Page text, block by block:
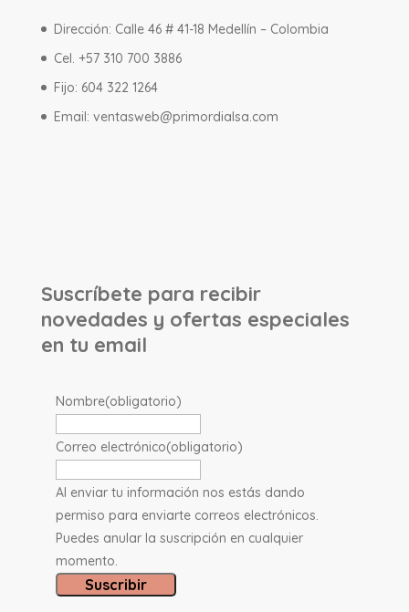
Dirección: Calle 46 # 41-18 Medellín – Colombia
Cel. +57 310 700 3886
Fijo: 604 322 1264
Email: ventasweb@primordialsa.com
Suscríbete para recibir
novedades y ofertas especiales
en tu email
Nombre(obligatorio)
Correo electrónico(obligatorio)
Al enviar tu información nos estás dando
permiso para enviarte correos electrónicos.
Puedes anular la suscripción en cualquier
momento.
Suscribir